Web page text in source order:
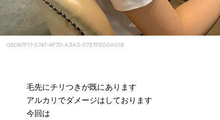
06D97F17-5747-4F7D-A3A3-0737FE00A018
毛先にチリつきが既にあります
アルカリでダメージはしております
今回は